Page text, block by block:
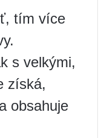
tím více
s velkými,
získá,
obsahuje